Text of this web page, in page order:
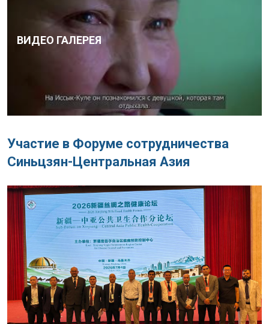
ВИДЕО ГАЛЕРЕЯ
Участие в Форуме сотрудничества
Синьцзян-Центральная Азия